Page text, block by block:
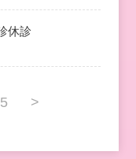
休診
5 >